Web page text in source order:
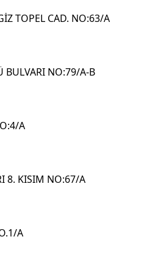
TOPEL CAD. NO:63/A
BULVARI NO:79/A-B
A
8. KISIM NO:67/A
A